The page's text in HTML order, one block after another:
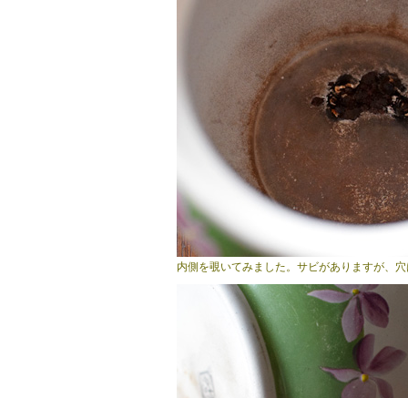
内側を覗いてみました。サビがありますが、